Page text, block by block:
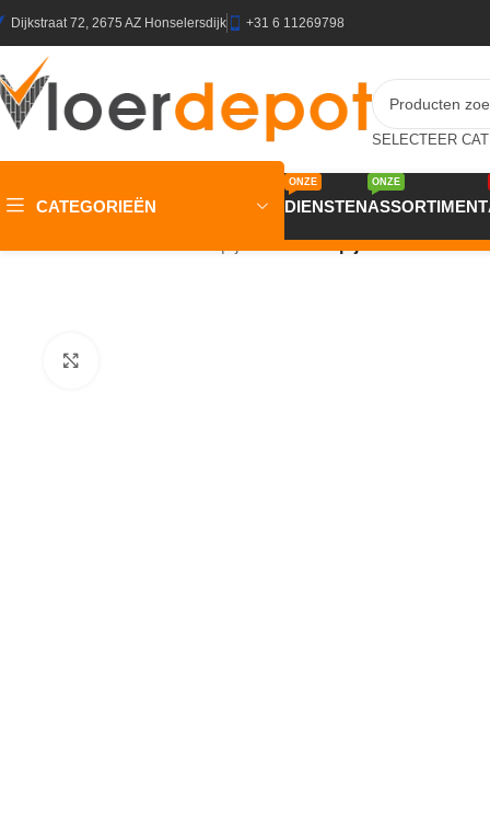
Dijkstraat 72, 2675 AZ Honselersdijk +31 6 11269798
CATEGORIEËN DIENSTEN
ONZE
ASSORTIMENT
ONZE
Wool 24 Tapijt CARMELO